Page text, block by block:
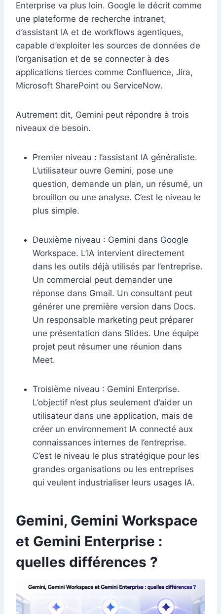
Enterprise va plus loin. Google le décrit comme
une plateforme de recherche intranet,
d’assistant IA et de workflows agentiques,
capable d’exploiter les sources de données de
l’organisation et de se connecter à des
applications tierces comme Confluence, Jira,
Microsoft SharePoint ou ServiceNow.
Autrement dit, Gemini peut répondre à trois
niveaux de besoin.
Premier niveau : l’assistant IA généraliste.
L’utilisateur ouvre Gemini, pose une
question, demande un plan, un résumé, un
brouillon ou une analyse. C’est le niveau le
plus simple.
Deuxième niveau : Gemini dans Google
Workspace. L’IA intervient directement
dans les outils déjà utilisés par l’entreprise.
Un commercial peut demander une
réponse dans Gmail. Un consultant peut
générer une première version dans Docs.
Un responsable marketing peut préparer
une présentation dans Slides. Une équipe
projet peut résumer une réunion dans
Meet.
Troisième niveau : Gemini Enterprise.
L’objectif n’est plus seulement d’aider un
utilisateur dans une application, mais de
créer un environnement IA connecté aux
connaissances internes de l’entreprise.
C’est le niveau le plus stratégique pour les
grandes organisations ou les entreprises
qui veulent industrialiser leurs usages IA.
Gemini, Gemini Workspace
et Gemini Enterprise :
quelles différences ?